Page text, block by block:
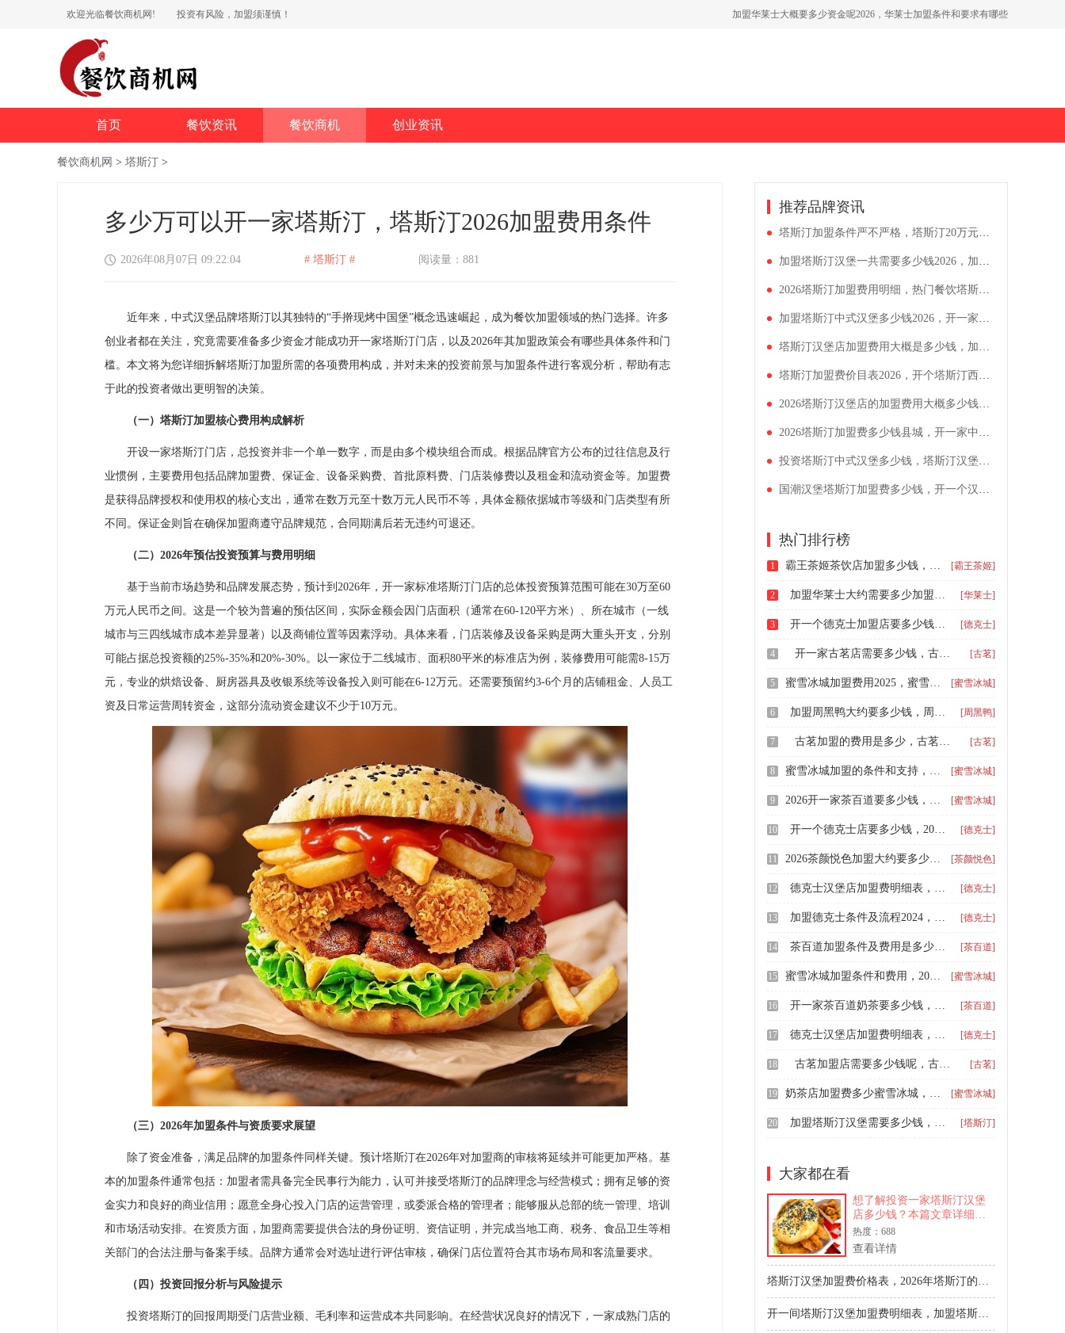
欢迎光临餐饮商机网! 投资有风险，加盟须谨慎！
首页 餐饮资讯 餐饮商机 创业资讯
餐饮商机网 > 塔斯汀 >
多少万可以开一家塔斯汀，塔斯汀2026加盟费用条件
2026年08月07日 09:22:04 # 塔斯汀 # 阅读量：881
近年来，中式汉堡品牌塔斯汀以其独特的“手擀现烤中国堡”概念迅速崛起，成为餐饮加盟领域的热门选择。许多
创业者都在关注，究竟需要准备多少资金才能成功开一家塔斯汀门店，以及2026年其加盟政策会有哪些具体条件和门
槛。本文将为您详细拆解塔斯汀加盟所需的各项费用构成，并对未来的投资前景与加盟条件进行客观分析，帮助有志
于此的投资者做出更明智的决策。
（一）塔斯汀加盟核心费用构成解析
开设一家塔斯汀门店，总投资并非一个单一数字，而是由多个模块组合而成。根据品牌官方公布的过往信息及行
业惯例，主要费用包括品牌加盟费、保证金、设备采购费、首批原料费、门店装修费以及租金和流动资金等。加盟费
是获得品牌授权和使用权的核心支出，通常在数万元至十数万元人民币不等，具体金额依据城市等级和门店类型有所
不同。保证金则旨在确保加盟商遵守品牌规范，合同期满后若无违约可退还。
（二）2026年预估投资预算与费用明细
基于当前市场趋势和品牌发展态势，预计到2026年，开一家标准塔斯汀门店的总体投资预算范围可能在30万至60
万元人民币之间。这是一个较为普遍的预估区间，实际金额会因门店面积（通常在60-120平方米）、所在城市（一线
城市与三四线城市成本差异显著）以及商铺位置等因素浮动。具体来看，门店装修及设备采购是两大重头开支，分别
可能占据总投资额的25%-35%和20%-30%。以一家位于二线城市、面积80平米的标准店为例，装修费用可能需8-15万
元，专业的烘焙设备、厨房器具及收银系统等设备投入则可能在6-12万元。还需要预留约3-6个月的店铺租金、人员工
资及日常运营周转资金，这部分流动资金建议不少于10万元。
（三）2026年加盟条件与资质要求展望
除了资金准备，满足品牌的加盟条件同样关键。预计塔斯汀在2026年对加盟商的审核将延续并可能更加严格。基
本的加盟条件通常包括：加盟者需具备完全民事行为能力，认可并接受塔斯汀的品牌理念与经营模式；拥有足够的资
金实力和良好的商业信用；愿意全身心投入门店的运营管理，或委派合格的管理者；能够服从总部的统一管理、培训
和市场活动安排。在资质方面，加盟商需要提供合法的身份证明、资信证明，并完成当地工商、税务、食品卫生等相
关部门的合法注册与备案手续。品牌方通常会对选址进行评估审核，确保门店位置符合其市场布局和客流量要求。
（四）投资回报分析与风险提示
投资塔斯汀的回报周期受门店营业额、毛利率和运营成本共同影响。在经营状况良好的情况下，一家成熟门店的
推荐品牌资讯
塔斯汀加盟条件严不严格，塔斯汀20万元能开下来吗
加盟塔斯汀汉堡一共需要多少钱2026，加盟塔斯汀条件与流程
2026塔斯汀加盟费用明细，热门餐饮塔斯汀加盟流程
加盟塔斯汀中式汉堡多少钱2026，开一家塔斯汀有哪些加盟条件
塔斯汀汉堡店加盟费用大概是多少钱，加盟塔斯汀10个忠告
塔斯汀加盟费价目表2026，开个塔斯汀西式快餐店要多少钱
2026塔斯汀汉堡店的加盟费用大概多少钱，热门餐饮塔斯汀加盟优势解析
2026塔斯汀加盟费多少钱县城，开一家中式汉堡塔斯汀要符合哪些要求
投资塔斯汀中式汉堡多少钱，塔斯汀汉堡加盟条件会很严吗
国潮汉堡塔斯汀加盟费多少钱，开一个汉堡店的加盟门槛
热门排行榜
1 霸王茶姬茶饮店加盟多少钱，加盟霸王茶姬加盟费明细 [霸王茶姬]
2 加盟华莱士大约需要多少加盟费，华莱士加盟条件和费用是多少 [华莱士]
3 开一个德克士加盟店要多少钱，县级开德克士加盟费多少 [德克士]
4 开一家古茗店需要多少钱，古茗奶茶店加盟需要多少钱 [古茗]
5 蜜雪冰城加盟费用2025，蜜雪冰城加盟条件与费用 [蜜雪冰城]
6 加盟周黑鸭大约要多少钱，周黑鸭加盟费用大概多少 [周黑鸭]
7 古茗加盟的费用是多少，古茗奶茶店大概需要多少钱 [古茗]
8 蜜雪冰城加盟的条件和支持，蜜雪冰城加盟店面要求多大 [蜜雪冰城]
9 2026开一家茶百道要多少钱，茶百道饮品店加盟费用一共多少钱 [蜜雪冰城]
10 开一个德克士店要多少钱，2026德克士汉堡店加盟多少费用 [德克士]
11 2026茶颜悦色加盟大约要多少钱，茶颜悦色的加盟优势在哪里 [茶颜悦色]
12 德克士汉堡店加盟费明细表，德克士如何加盟一家店 [德克士]
13 加盟德克士条件及流程2024，德克士汉堡加盟费用标准 [德克士]
14 茶百道加盟条件及费用是多少，2026茶百道加盟需要注意的事项 [茶百道]
15 蜜雪冰城加盟条件和费用，2024蜜雪冰城加盟费要多少 [蜜雪冰城]
16 开一家茶百道奶茶要多少钱，加盟茶百道奶茶店需要多少钱 [茶百道]
17 德克士汉堡店加盟费明细表，加盟德克士需要多少资金 [德克士]
18 古茗加盟店需要多少钱呢，古茗加盟需要什么条件 [古茗]
19 奶茶店加盟费多少蜜雪冰城，加盟蜜雪冰城大概多少钱 [蜜雪冰城]
20 加盟塔斯汀汉堡需要多少钱，塔斯汀汉堡加盟费多少钱 [塔斯汀]
大家都在看
想了解投资一家塔斯汀汉堡
店多少钱？本篇文章详细解
析加盟费、装修、设备、人
员等真实成本，总费用在40
万到65万元之间。提供具体
预算，避免资金陷阱。
热度：688
查看详情
塔斯汀汉堡加盟费价格表，2026年塔斯汀的加盟费多少钱啊
开一间塔斯汀汉堡加盟费明细表，加盟塔斯汀一共需要多少钱